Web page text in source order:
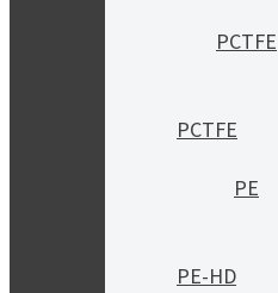
PCTFE
PCTFE
PE
PE-HD